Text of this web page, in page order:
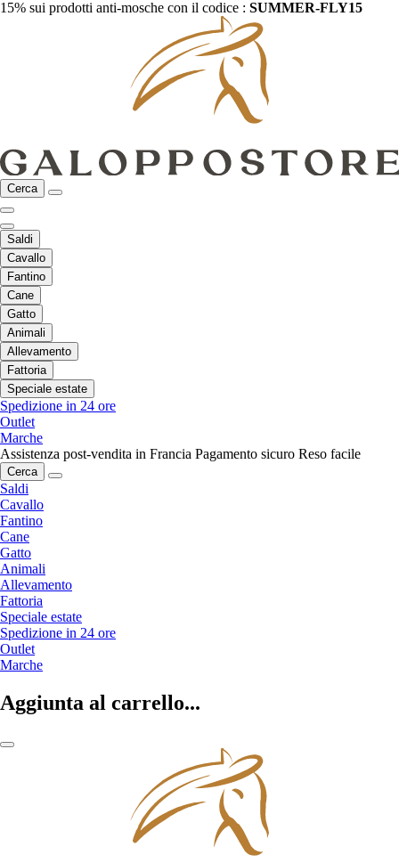
15% sui prodotti anti-mosche con il codice : SUMMER-FLY15
Cerca
Saldi
Cavallo
Fantino
Cane
Gatto
Animali
Allevamento
Fattoria
Speciale estate
Spedizione in 24 ore
Outlet
Marche
Assistenza post-vendita in Francia Pagamento sicuro Reso facile
Cerca
Saldi
Cavallo
Fantino
Cane
Gatto
Animali
Allevamento
Fattoria
Speciale estate
Spedizione in 24 ore
Outlet
Marche
Aggiunta al carrello...